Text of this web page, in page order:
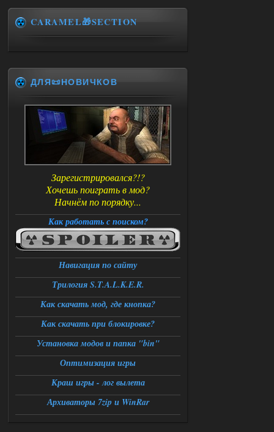
CARAMEL🎁SECTION
ДЛЯ📜НОВИЧКОВ
Зарегистрировался?!?
Хочешь поиграть в мод?
Начнём по порядку...
Как работать с поиском?
Навигация по сайту
Трилогия S.T.A.L.K.E.R.
Как скачать мод, где кнопка?
Как скачать при блокировке?
Установка модов и папка "bin"
Оптимизация игры
Краш игры - лог вылета
Архиваторы 7zip и WinRar